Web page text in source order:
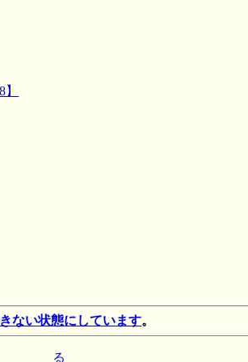
ない状態にしています。
る